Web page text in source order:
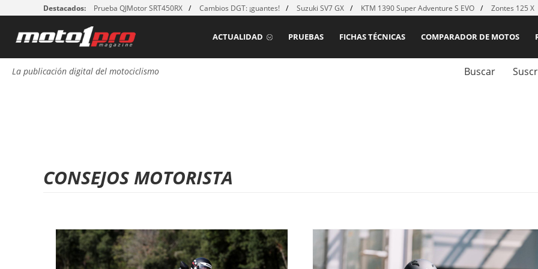
Destacados: Prueba QJMotor SRT450RX Cambios DGT: ¡guantes! Suzuki SV7 GX KTM 1390 Super Adventure S EVO Zontes 125 X
COMPARADOR DE MOTOS
FICHAS TÉCNICAS
PRUEBAS
ACTUALIDAD
La publicación digital del motociclismo Buscar
CONSEJOS MOTORISTA